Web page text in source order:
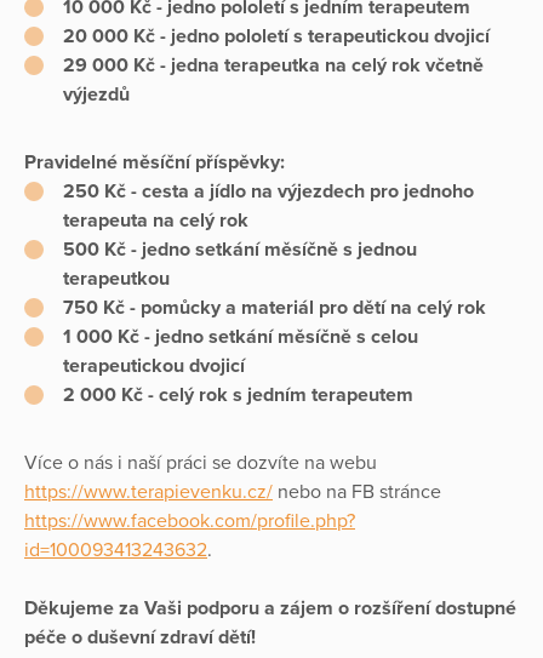
10 000 Kč - jedno pololetí s jedním terapeutem
20 000 Kč - jedno pololetí s terapeutickou dvojicí
29 000 Kč - jedna terapeutka na celý rok včetně
výjezdů
Pravidelné měsíční příspěvky:
250 Kč - cesta a jídlo na výjezdech pro jednoho
terapeuta na celý rok
500 Kč - jedno setkání měsíčně s jednou
terapeutkou
750 Kč - pomůcky a materiál pro dětí na celý rok
1 000 Kč - jedno setkání měsíčně s celou
terapeutickou dvojicí
2 000 Kč - celý rok s jedním terapeutem
Více o nás i naší práci se dozvíte na webu
https://www.terapievenku.cz/ nebo na FB stránce
https://www.facebook.com/profile.php?
id=100093413243632.
Děkujeme za Vaši podporu a zájem o rozšíření dostupné
péče o duševní zdraví dětí!